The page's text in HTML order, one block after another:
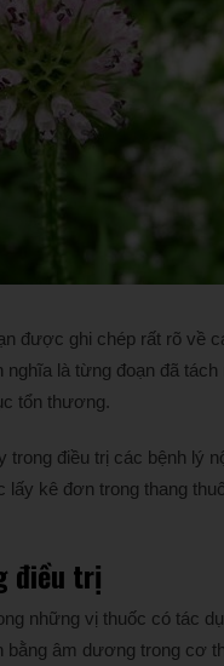
được ghi chép rất rõ về
nghĩa là từng đoạn đã
tổn thương.
trong điều trị các bệnh lý
kê đơn trong thang
điều trị
những vị thuốc có tác
âm dương trong cơ